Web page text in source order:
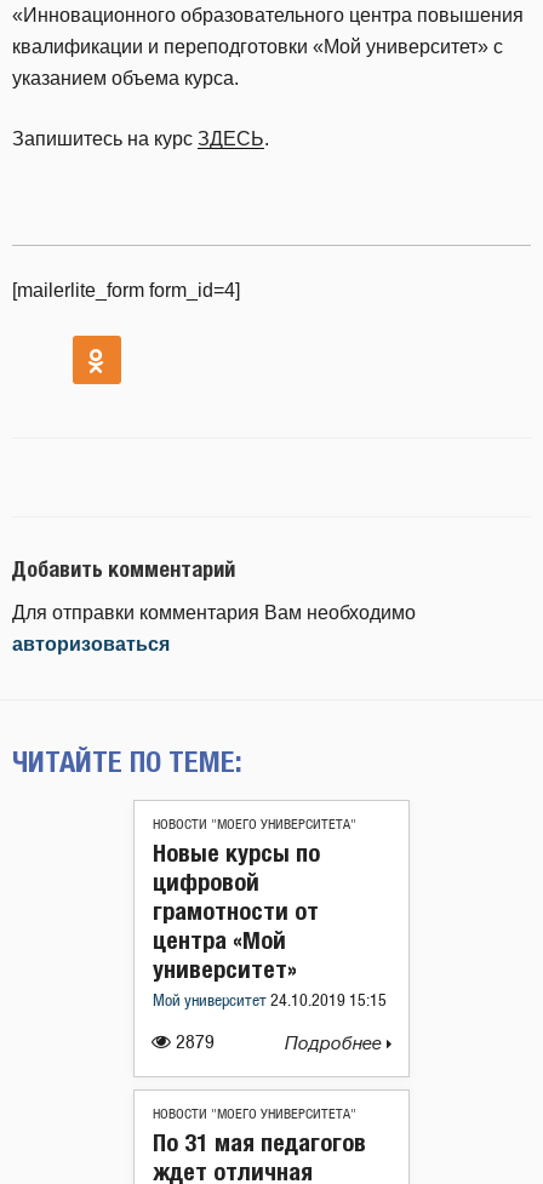
«Инновационного образовательного центра повышения
квалификации и переподготовки «Мой университет» с
указанием объема курса.
Запишитесь на курс ЗДЕСЬ.
[mailerlite_form form_id=4]
Добавить комментарий
Для отправки комментария Вам необходимо
авторизоваться
ЧИТАЙТЕ ПО ТЕМЕ:
НОВОСТИ "МОЕГО УНИВЕРСИТЕТА"
2879
Новые курсы по
цифровой
грамотности от
центра «Мой
университет»
Мой университет 24.10.2019 15:15
Подробнее
НОВОСТИ "МОЕГО УНИВЕРСИТЕТА"
По 31 мая педагогов
ждет отличная